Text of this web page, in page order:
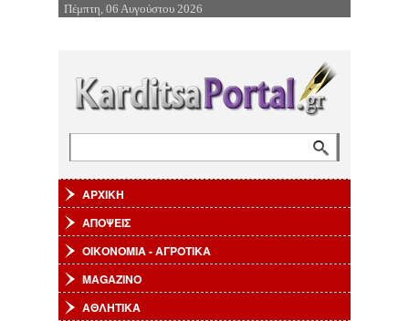
Επιστροφή στην Πλοήγηση
Πέμπτη, 06 Αυγούστου 2026
ΑΡΧΙΚΗ
ΑΠΟΨΕΙΣ
ΟΙΚΟΝΟΜΙΑ - ΑΓΡΟΤΙΚΑ
MAGAZINO
ΑΘΛΗΤΙΚΑ